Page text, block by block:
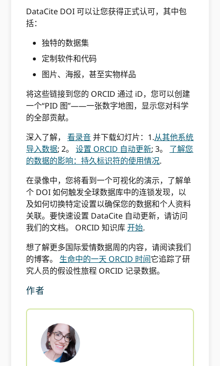
DataCite DOI 可以让您获得正式认可，其中包
括：
独特的数据集
定制软件和代码
图片、海报，甚至实物样品
将这些链接到您的 ORCID 通过 iD，您可以创建
一个“PID 图”——一张数字地图，显示您对科学
的全部贡献。
深入了解，看录音并下载幻灯片：1.从其他系统
导入数据; 2。设置 ORCID 自动更新; 3。 了解您
的数据的影响：持久标识符的使用情况.
在录像中，您将看到一个可视化的演示，了解单
个 DOI 如何触发全球数据库中的连锁发现，以
及如何切换特定设置以确保您的数据和个人资料
关联。要快速设置 DataCite 自动更新，请访问
我们的文档。 ORCID 知识库开始.
想了解更多国际爱情数据周的内容，请阅读我们
的博客。 生命中的一天 ORCID 时间它追踪了研
究人员的假设性旅程 ORCID 记录数据。
作者